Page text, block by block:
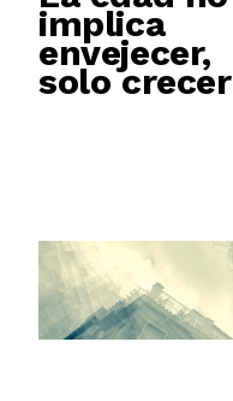
implica
envejecer,
solo crecer